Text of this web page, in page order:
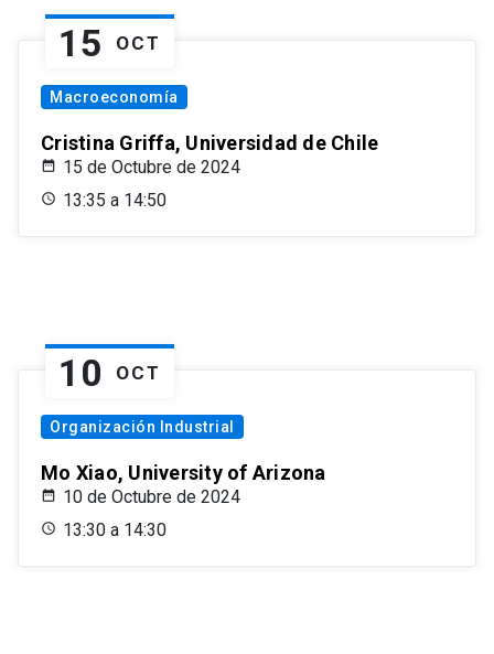
15 OCT
Macroeconomía
Cristina Griffa, Universidad de Chile
15 de Octubre de 2024
13:35 a 14:50
10 OCT
Organización Industrial
Mo Xiao, University of Arizona
10 de Octubre de 2024
13:30 a 14:30